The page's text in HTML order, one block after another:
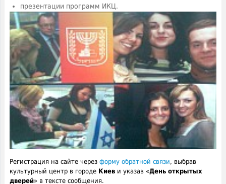
презентации программ ИКЦ.
Регистрация на сайте через форму обратной связи, выбрав
культурный центр в городе Киеви указав «День открытых
дверей» в тексте сообщения.